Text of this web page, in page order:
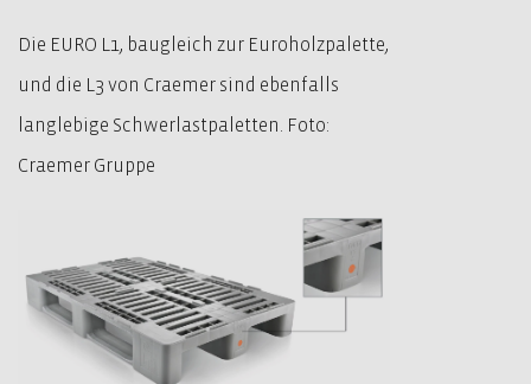
Die EURO L1, baugleich zur Euroholzpalette,
und die L3 von Craemer sind ebenfalls
langlebige Schwerlastpaletten. Foto:
Craemer Gruppe